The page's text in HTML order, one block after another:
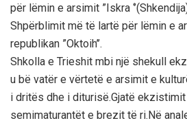
për lëmin e arsimit ”Iskra
Shpërblimit më të lartë për lëmin e
republikan ”Oktoih’’.
Shkolla e Trieshit mbi një shekull
u bë vatër e vërtetë e arsimit e
i dritës dhe i diturisë.Gjatë
semimaturantët e brezit të ri.Në